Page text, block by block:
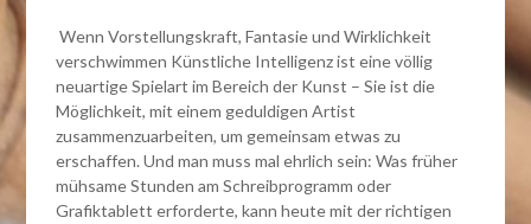
Wenn Vorstellungskraft, Fantasie und Wirklichkeit
verschwimmen Künstliche Intelligenz ist eine völlig
neuartige Spielart im Bereich der Kunst – Sie ist die
Möglichkeit, mit einem geduldigen Artist
zusammenzuarbeiten, um gemeinsam etwas zu
erschaffen. Und man muss mal ehrlich sein: Was früher
mühsame Stunden am Schreibprogramm oder
Grafiktablett erforderte, kann heute mit der richtigen